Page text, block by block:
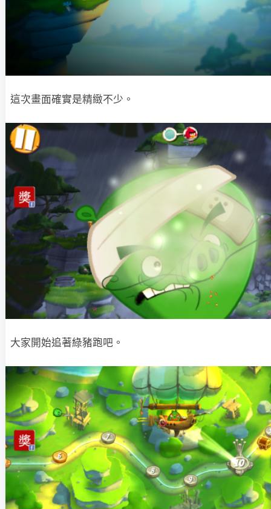
這次畫面確實是精緻不少。
大家開始追著綠豬跑吧。